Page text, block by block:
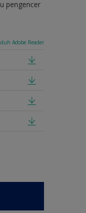
pengencer
Adobe Reader